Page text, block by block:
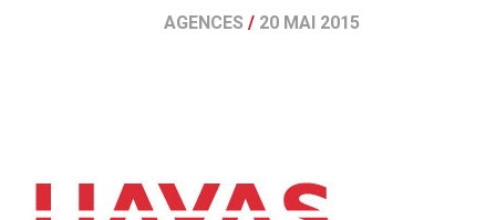
AGENCES / 20 MAI 2015